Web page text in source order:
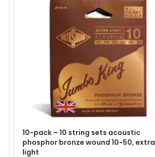
10-pack – 10 string sets acoustic
phosphor bronze wound 10-50, extra
light